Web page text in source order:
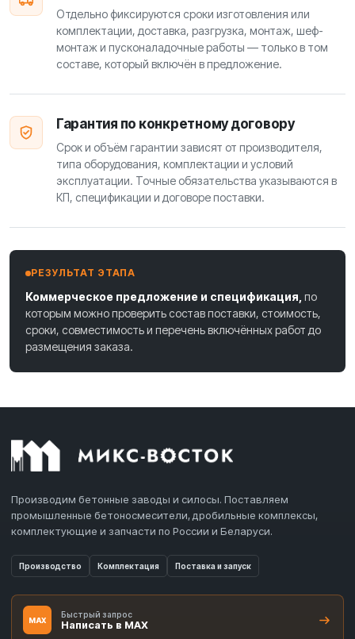
Отдельно фиксируются сроки изготовления или
комплектации, доставка, разгрузка, монтаж, шеф-
монтаж и пусконаладочные работы — только в том
составе, который включён в предложение.
Гарантия по конкретному договору
Срок и объём гарантии зависят от производителя,
типа оборудования, комплектации и условий
эксплуатации. Точные обязательства указываются в
КП, спецификации и договоре поставки.
РЕЗУЛЬТАТ ЭТАПА
Коммерческое предложение и спецификация, по
которым можно проверить состав поставки, стоимость,
сроки, совместимость и перечень включённых работ до
размещения заказа.
Производим бетонные заводы и силосы. Поставляем
промышленные бетоносмесители, дробильные комплексы,
комплектующие и запчасти по России и Беларуси.
Производство Комплектация Поставка и запуск
MAX
Быстрый запрос
Написать в MAX